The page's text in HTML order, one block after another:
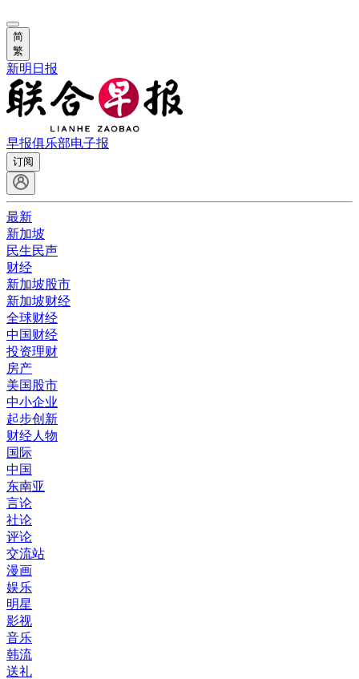
简
繁
新明日报
早报俱乐部电子报
订阅
最新
新加坡
民生民声
财经
新加坡股市
新加坡财经
全球财经
中国财经
投资理财
房产
美国股市
中小企业
起步创新
财经人物
国际
中国
东南亚
言论
社论
评论
交流站
漫画
娱乐
明星
影视
音乐
韩流
送礼